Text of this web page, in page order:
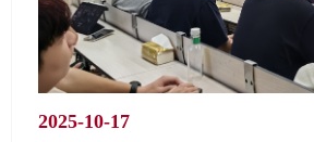
2025-10-17